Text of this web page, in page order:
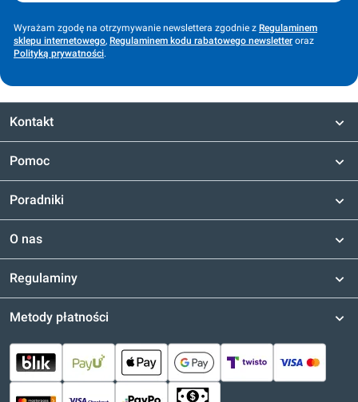
Wyrażam zgodę na otrzymywanie newslettera zgodnie z Regulaminem
sklepu internetowego, Regulaminem kodu rabatowego newsletter oraz
Polityką prywatności.
Kontakt
Pomoc
Poradniki
O nas
Regulaminy
Metody płatności